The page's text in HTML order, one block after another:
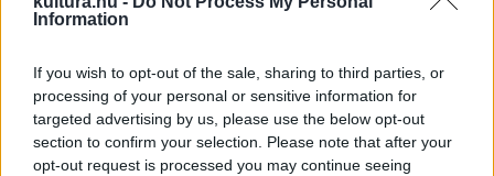
Information
If you wish to opt-out of the sale, sharing to third parties, or
processing of your personal or sensitive information for
targeted advertising by us, please use the below opt-out
section to confirm your selection. Please note that after your
opt-out request is processed you may continue seeing
ami 1400 forint. Itt a klasszikus mozis büfé csemegéi
klasszikus moziban is megtalálható” – számolt be az
újdonságról Simon-Horváth Szilvia, a Kultik Mozihálózat
marketing vezetője.